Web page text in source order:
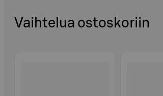
Vaihtelua ostoskoriin